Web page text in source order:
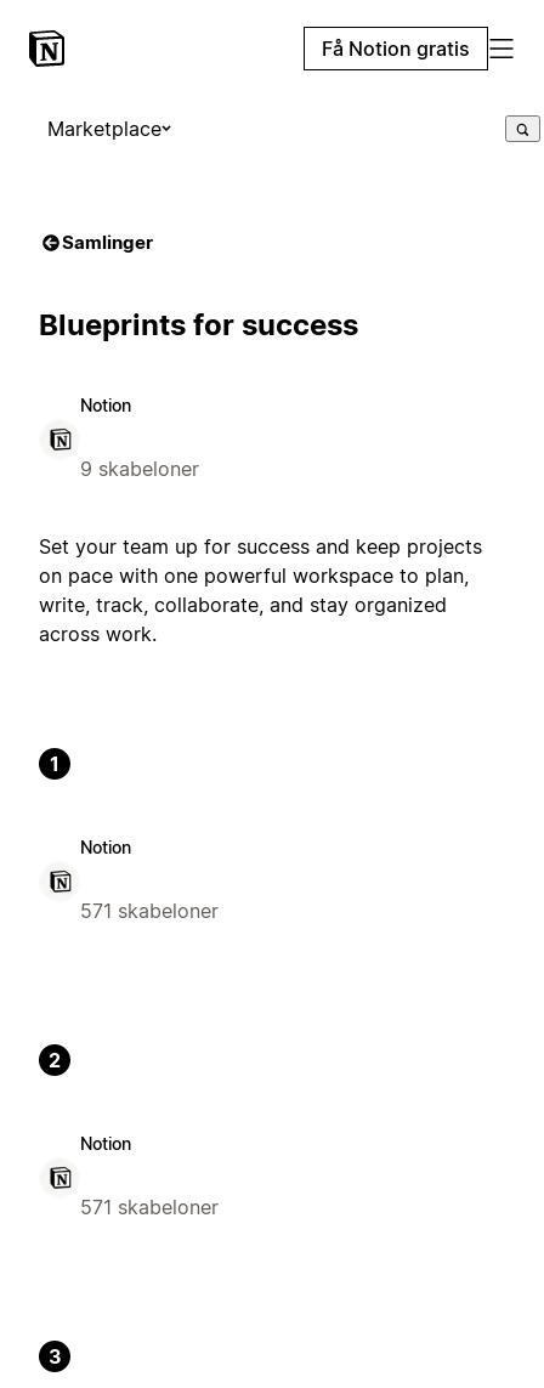
Få Notion gratis
Marketplace
Samlinger
Blueprints for success
Notion
9 skabeloner
Set your team up for success and keep projects
on pace with one powerful workspace to plan,
write, track, collaborate, and stay organized
across work.
1
Notion
571 skabeloner
2
Notion
571 skabeloner
3